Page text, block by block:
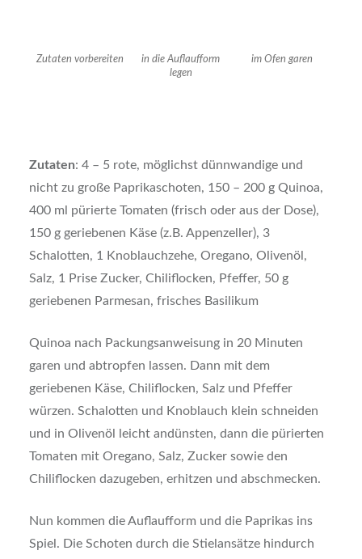
Zutaten vorbereiten
in die Auflaufform
legen
im Ofen garen
Zutaten: 4 – 5 rote, möglichst dünnwandige und
nicht zu große Paprikaschoten, 150 – 200 g Quinoa,
400 ml pürierte Tomaten (frisch oder aus der Dose),
150 g geriebenen Käse (z.B. Appenzeller), 3
Schalotten, 1 Knoblauchzehe, Oregano, Olivenöl,
Salz, 1 Prise Zucker, Chiliflocken, Pfeffer, 50 g
geriebenen Parmesan, frisches Basilikum
Quinoa nach Packungsanweisung in 20 Minuten
garen und abtropfen lassen. Dann mit dem
geriebenen Käse, Chiliflocken, Salz und Pfeffer
würzen. Schalotten und Knoblauch klein schneiden
und in Olivenöl leicht andünsten, dann die pürierten
Tomaten mit Oregano, Salz, Zucker sowie den
Chiliflocken dazugeben, erhitzen und abschmecken.
Nun kommen die Auflaufform und die Paprikas ins
Spiel. Die Schoten durch die Stielansätze hindurch